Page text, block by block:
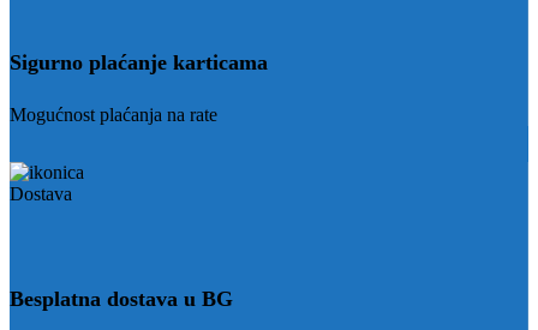
Sigurno plaćanje karticama
Mogućnost plaćanja na rate
Besplatna dostava u BG